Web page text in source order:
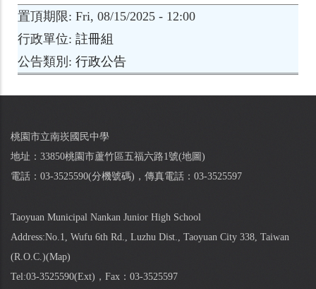
置頂期限 Fri, 08/15/2025 - 12:00
行政單位 註冊組
公告類別
行政公告
桃園市立南崁國民中學
地址：33850桃園市蘆竹區五福六路1號(地圖)
電話：03-3525590(分機號碼)，傳真電話：03-3525597
Taoyuan Municipal Nankan Junior High School
Address:No.1, Wufu 6th Rd., Luzhu Dist., Taoyuan City 338, Taiwan
(R.O.C.)(Map)
Tel:03-3525590(Ext)，Fax：03-3525597